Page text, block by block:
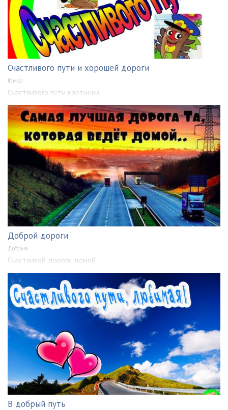
Счастливого пути и хорошей дороги
Юмор
Счастливого пути картинки
Доброй дороги
Добрые
Счастливой дороги домой
В добрый путь